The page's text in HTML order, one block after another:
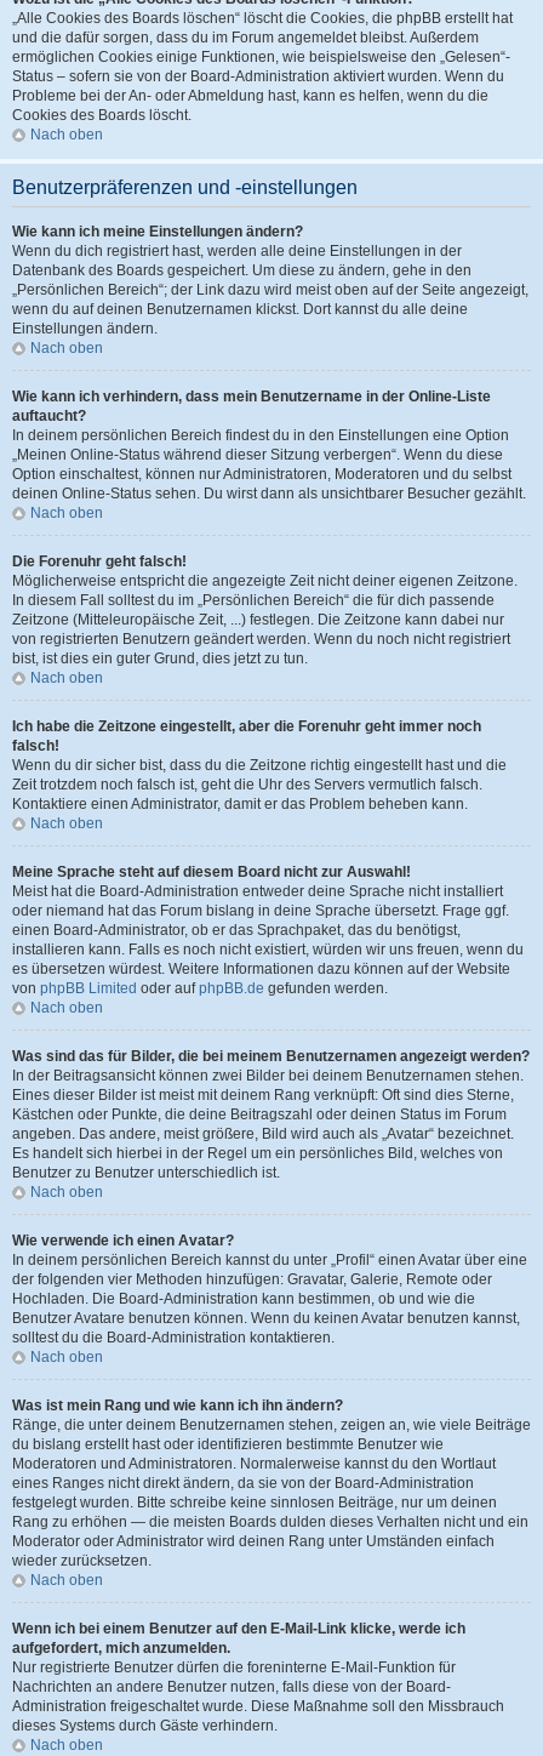
„Alle Cookies des Boards löschen“ löscht die Cookies, die phpBB erstellt hat
und die dafür sorgen, dass du im Forum angemeldet bleibst. Außerdem
ermöglichen Cookies einige Funktionen, wie beispielsweise den „Gelesen“-
Status – sofern sie von der Board-Administration aktiviert wurden. Wenn du
Probleme bei der An- oder Abmeldung hast, kann es helfen, wenn du die
Cookies des Boards löscht.
Nach oben
Benutzerpräferenzen und -einstellungen
Wie kann ich meine Einstellungen ändern?
Wenn du dich registriert hast, werden alle deine Einstellungen in der
Datenbank des Boards gespeichert. Um diese zu ändern, gehe in den
„Persönlichen Bereich“; der Link dazu wird meist oben auf der Seite angezeigt,
wenn du auf deinen Benutzernamen klickst. Dort kannst du alle deine
Einstellungen ändern.
Nach oben
Wie kann ich verhindern, dass mein Benutzername in der Online-Liste
auftaucht?
In deinem persönlichen Bereich findest du in den Einstellungen eine Option
„Meinen Online-Status während dieser Sitzung verbergen“. Wenn du diese
Option einschaltest, können nur Administratoren, Moderatoren und du selbst
deinen Online-Status sehen. Du wirst dann als unsichtbarer Besucher gezählt.
Nach oben
Die Forenuhr geht falsch!
Möglicherweise entspricht die angezeigte Zeit nicht deiner eigenen Zeitzone.
In diesem Fall solltest du im „Persönlichen Bereich“ die für dich passende
Zeitzone (Mitteleuropäische Zeit, ...) festlegen. Die Zeitzone kann dabei nur
von registrierten Benutzern geändert werden. Wenn du noch nicht registriert
bist, ist dies ein guter Grund, dies jetzt zu tun.
Nach oben
Ich habe die Zeitzone eingestellt, aber die Forenuhr geht immer noch
falsch!
Wenn du dir sicher bist, dass du die Zeitzone richtig eingestellt hast und die
Zeit trotzdem noch falsch ist, geht die Uhr des Servers vermutlich falsch.
Kontaktiere einen Administrator, damit er das Problem beheben kann.
Nach oben
Meine Sprache steht auf diesem Board nicht zur Auswahl!
Meist hat die Board-Administration entweder deine Sprache nicht installiert
oder niemand hat das Forum bislang in deine Sprache übersetzt. Frage ggf.
einen Board-Administrator, ob er das Sprachpaket, das du benötigst,
installieren kann. Falls es noch nicht existiert, würden wir uns freuen, wenn du
es übersetzen würdest. Weitere Informationen dazu können auf der Website
von phpBB Limited oder aufphpBB.de gefunden werden.
Nach oben
Was sind das für Bilder, die bei meinem Benutzernamen angezeigt werden?
In der Beitragsansicht können zwei Bilder bei deinem Benutzernamen stehen.
Eines dieser Bilder ist meist mit deinem Rang verknüpft: Oft sind dies Sterne,
Kästchen oder Punkte, die deine Beitragszahl oder deinen Status im Forum
angeben. Das andere, meist größere, Bild wird auch als „Avatar“ bezeichnet.
Es handelt sich hierbei in der Regel um ein persönliches Bild, welches von
Benutzer zu Benutzer unterschiedlich ist.
Nach oben
Wie verwende ich einen Avatar?
In deinem persönlichen Bereich kannst du unter „Profil“ einen Avatar über eine
der folgenden vier Methoden hinzufügen: Gravatar, Galerie, Remote oder
Hochladen. Die Board-Administration kann bestimmen, ob und wie die
Benutzer Avatare benutzen können. Wenn du keinen Avatar benutzen kannst,
solltest du die Board-Administration kontaktieren.
Nach oben
Was ist mein Rang und wie kann ich ihn ändern?
Ränge, die unter deinem Benutzernamen stehen, zeigen an, wie viele Beiträge
du bislang erstellt hast oder identifizieren bestimmte Benutzer wie
Moderatoren und Administratoren. Normalerweise kannst du den Wortlaut
eines Ranges nicht direkt ändern, da sie von der Board-Administration
festgelegt wurden. Bitte schreibe keine sinnlosen Beiträge, nur um deinen
Rang zu erhöhen — die meisten Boards dulden dieses Verhalten nicht und ein
Moderator oder Administrator wird deinen Rang unter Umständen einfach
wieder zurücksetzen.
Nach oben
Wenn ich bei einem Benutzer auf den E-Mail-Link klicke, werde ich
aufgefordert, mich anzumelden.
Nur registrierte Benutzer dürfen die foreninterne E-Mail-Funktion für
Nachrichten an andere Benutzer nutzen, falls diese von der Board-
Administration freigeschaltet wurde. Diese Maßnahme soll den Missbrauch
dieses Systems durch Gäste verhindern.
Nach oben